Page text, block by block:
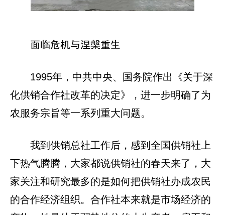
面临危机与涅槃重生
1995年，中共中央、国务院作出《关于深
化供销合作社改革的决定》，进一步明确了为
农服务宗旨等一系列重大问题。
我到供销总社工作后，感到全国供销社上
下热气腾腾，大家都说供销社的春天来了，大
家关注和研究最多的是如何把供销社办成农民
的合作经济组织。合作社本来就是市场经济的